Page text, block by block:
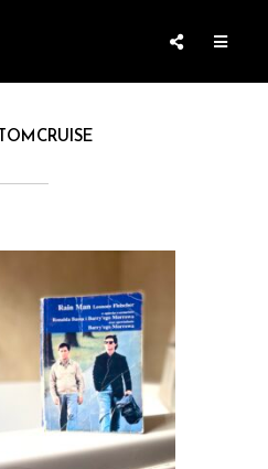
TOMCRUISE